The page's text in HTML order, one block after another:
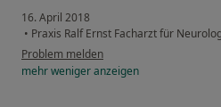
16. April 2018
• Praxis Ralf Ernst Facharzt für
Problem melden
mehrwenigeranzeigen